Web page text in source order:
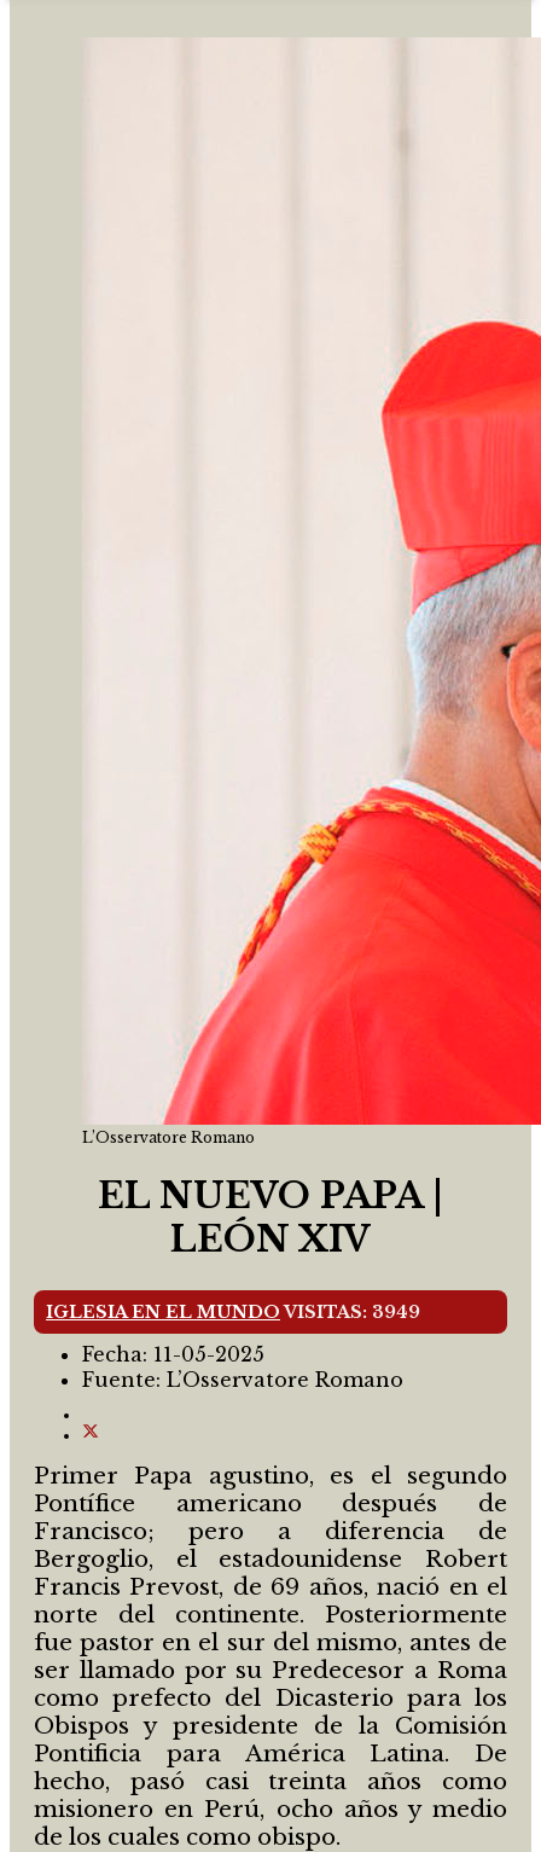
L’Osservatore Romano
EL NUEVO PAPA |
LEÓN XIV
IGLESIA EN EL MUNDO VISITAS: 3949
Fecha: 11-05-2025
Fuente: L’Osservatore Romano
Primer Papa agustino, es el segundo
Pontífice americano después de
Francisco; pero a diferencia de
Bergoglio, el estadounidense Robert
Francis Prevost, de 69 años, nació en el
norte del continente. Posteriormente
fue pastor en el sur del mismo, antes de
ser llamado por su Predecesor a Roma
como prefecto del Dicasterio para los
Obispos y presidente de la Comisión
Pontificia para América Latina. De
hecho, pasó casi treinta años como
misionero en Perú, ocho años y medio
de los cuales como obispo.